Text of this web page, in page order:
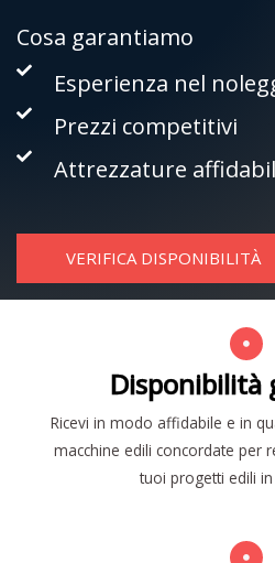
Cosa garantiamo
Esperienza nel
Prezzi competitivi
Attrezzature
VERIFICA DISPONIBILITÀ
Disponibilità
Ricevi in modo affidabile e in
macchine edili concordate per
tuoi progetti edili